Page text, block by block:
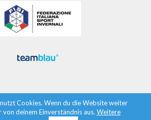
Cookies. Wenn du die Website weiter
von deinem Einverständnis aus. Weitere